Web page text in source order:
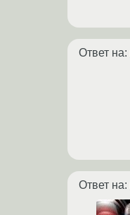
Ответ на:
Ответ на: